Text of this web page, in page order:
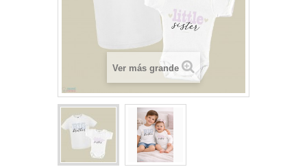
Ver más grande